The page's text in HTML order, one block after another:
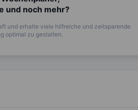
und noch mehr?
und erhalte viele hilfreiche und zeitsparende
optimal zu gestalten.